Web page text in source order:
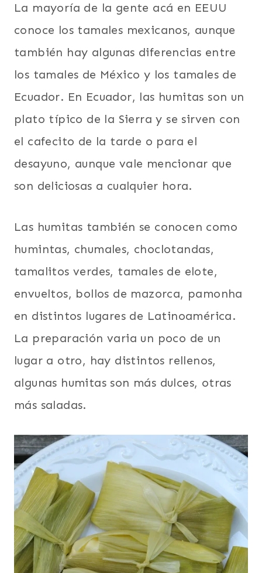
La mayoría de la gente acá en EEUU
conoce los tamales mexicanos, aunque
también hay algunas diferencias entre
los tamales de México y los tamales de
Ecuador. En Ecuador, las humitas son un
plato típico de la Sierra y se sirven con
el cafecito de la tarde o para el
desayuno, aunque vale mencionar que
son deliciosas a cualquier hora.
Las humitas también se conocen como
humintas, chumales, choclotandas,
tamalitos verdes, tamales de elote,
envueltos, bollos de mazorca, pamonha
en distintos lugares de Latinoamérica.
La preparación varia un poco de un
lugar a otro, hay distintos rellenos,
algunas humitas son más dulces, otras
más saladas.